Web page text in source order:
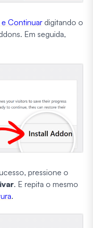
Continuar digitando o
Em seguida,
pressione o
. E repita o mesmo
.